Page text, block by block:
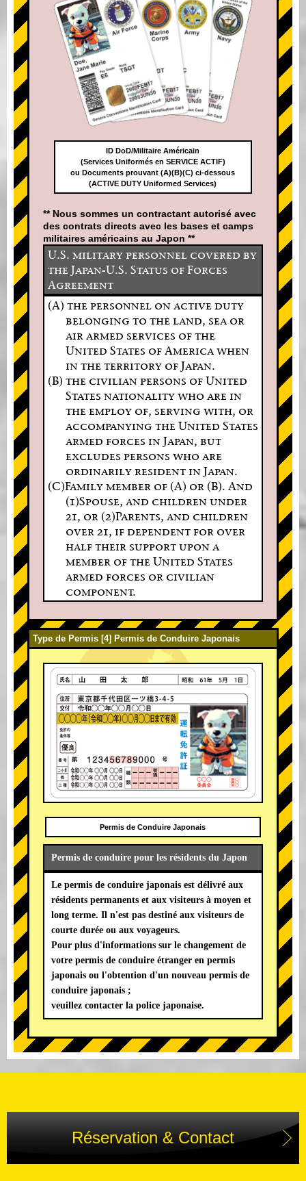
ID DoD/Militaire Américain
(Services Uniformés en SERVICE ACTIF)
ou Documents prouvant (A)(B)(C) ci-dessous
(ACTIVE DUTY Uniformed Services)
** Nous sommes un contractant autorisé avec
des contrats directs avec les bases et camps
militaires américains au Japon **
U.S. military personnel covered by
the Japan-U.S. Status of Forces
Agreement
(A) the personnel on active duty
belonging to the land, sea or
air armed services of the
United States of America when
in the territory of Japan.
(B) the civilian persons of United
States nationality who are in
the employ of, serving with, or
accompanying the United States
armed forces in Japan, but
excludes persons who are
ordinarily resident in Japan.
(C)Family member of (A) or (B). And
(1)Spouse, and children under
21, or (2)Parents, and children
over 21, if dependent for over
half their support upon a
member of the United States
armed forces or civilian
component.
Type de Permis [4] Permis de Conduire Japonais
Permis de Conduire Japonais
Permis de conduire pour les résidents du Japon
Le permis de conduire japonais est délivré aux
résidents permanents et aux visiteurs à moyen et
long terme. Il n'est pas destiné aux visiteurs de
courte durée ou aux voyageurs.
Pour plus d'informations sur le changement de
votre permis de conduire étranger en permis
japonais ou l'obtention d'un nouveau permis de
conduire japonais ;
veuillez contacter la police japonaise.
Réservation & Contact